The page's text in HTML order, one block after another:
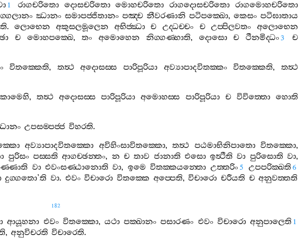
1 රාගචරිතො දොසචරිතො මොහචරිතො රාගදොසචරිතො රාගමොහචරිතො
ඣානං සමාපජ‍්ජිතානං පඤ‍්ච නීවරණානි පටිපක‍්ඛො, කෙසං පටිඝාතාය
.ලොභෙන අකුසලමූලෙන අභිජ‍්ඣා ච උද‍්ධච‍්චං ච උප‍්පිලවතං
අලොභෙන
ච මොහපක‍්ඛෙ,තං අමොහෙන නිග‍්ගණ‍්හාති, දොසො ච ථීනමිද‍්ධං3
ච
විතක‍්කෙති, තත්‍ථ අදොසස‍්ස පාරිපූරියා අව්‍යාපාදවිතක‍්කං විතක‍්කෙති,තත්‍ථ
කාමෙහි, තත්‍ථ අදොසස‍්ස පාරිපූරියා අමොහස‍්ස පාරිපූරියා ච විවිත‍්තො හොති
උපසම‍්පජ‍්ජ විහරති.
අව්‍යාපාදවිතක‍්කො අවිහිංසාවිතක‍්කො,තත්‍ථ පඨමාභිනිපාතො විතක‍්කො,
පුරිසං පස‍්සති ආගච‍්ඡන‍්තං, න ච තාව ජානාති එසො ඉත්‍ථීති වා පුරිසොති වා,
වා එවංසණ‍්ඨානොති වා, ඉමෙ විතක‍්කයන‍්තො උත‍්තරිං5 උපපරික‍්ඛති 6
දුග‍්ගතො’ති වා. එවං විචාරො විතක‍්කෙ අප‍්පෙති,විචාරො චරීයති ච අනුවත‍්තති
182
ආයූහනා එවං විතක‍්කො, යථා පක‍්ඛානං පසාරණං එවං විචාරො අනුපාලෙති 1
, අනුවිචරති විචාරෙති.